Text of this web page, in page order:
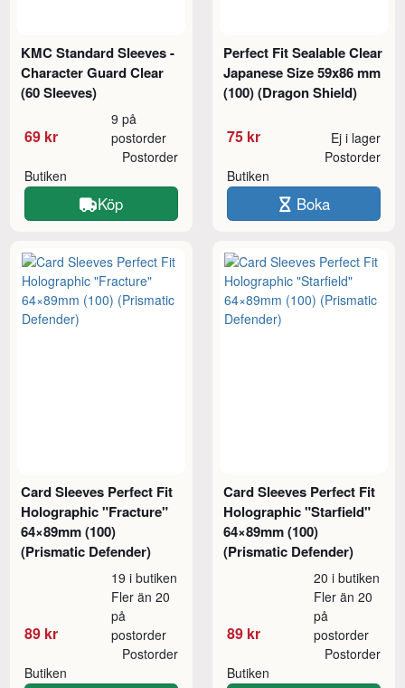
KMC Standard Sleeves -
Character Guard Clear
(60 Sleeves)
69 kr
9 på
postorder
Butiken
Postorder
Köp
Perfect Fit Sealable Clear
Japanese Size 59x86 mm
(100) (Dragon Shield)
75 kr Ej i lager
Butiken
Postorder
Boka
Card Sleeves Perfect Fit
Holographic "Fracture"
64×89mm (100)
(Prismatic Defender)
89 kr
19 i butiken
Fler än 20
på
postorder
Butiken
Postorder
Card Sleeves Perfect Fit
Holographic "Starfield"
64×89mm (100)
(Prismatic Defender)
89 kr
20 i butiken
Fler än 20
på
postorder
Butiken
Postorder